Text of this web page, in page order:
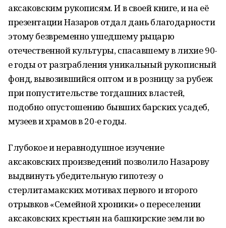
аксаковским рукописям. И в своей книге, и на её
презентации Назаров отдал дань благодарности
этому безвременно ушедшему рыцарю
отечественной культуры, спасавшему в лихие 90-
е годы от разграбления уникальный рукописный
фонд, вывозившийся оптом и в розницу за рубеж
при попустительстве тогдашних властей,
подобно опустошению бывших барских усадеб,
музеев и храмов в 20-е годы.
Глубокое и неравнодушное изучение
аксаковских произведений позволило Назарову
выдвинуть убедительную гипотезу о
стерлитамакских мотивах первого и второго
отрывков «Семейной хроники» о переселении
аксаковских крестьян на башкирские земли во